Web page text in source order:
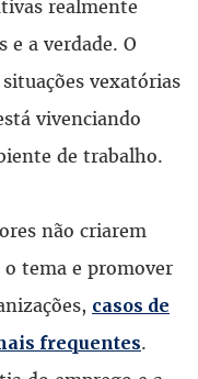
realmente
e a verdade. O
vexatórias
vivenciando
de trabalho.
não criarem
o tema e promover
casos de
frequentes.